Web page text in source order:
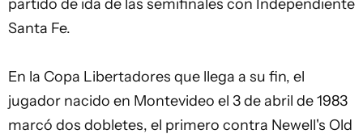
partido de ida de las semifinales con Independiente
Santa Fe.
En la Copa Libertadores que llega a su fin, el
jugador nacido en Montevideo el 3 de abril de 1983
marcó dos dobletes, el primero contra Newell's Old